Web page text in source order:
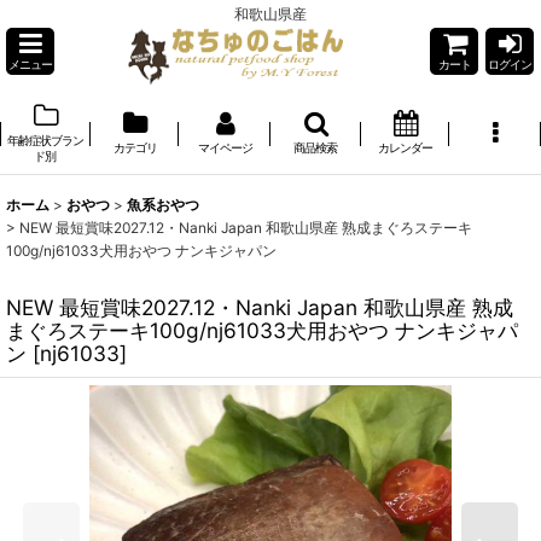
和歌山県産
メニュー カート ログイン
年齢症状ブラン
ド別
カテゴリ マイページ 商品検索 カレンダー
ホーム > おやつ > 魚系おやつ
> NEW 最短賞味2027.12・Nanki Japan 和歌山県産 熟成まぐろステーキ
100g/nj61033犬用おやつ ナンキジャパン
NEW 最短賞味2027.12・Nanki Japan 和歌山県産 熟成
まぐろステーキ100g/nj61033犬用おやつ ナンキジャパ
ン [nj61033]